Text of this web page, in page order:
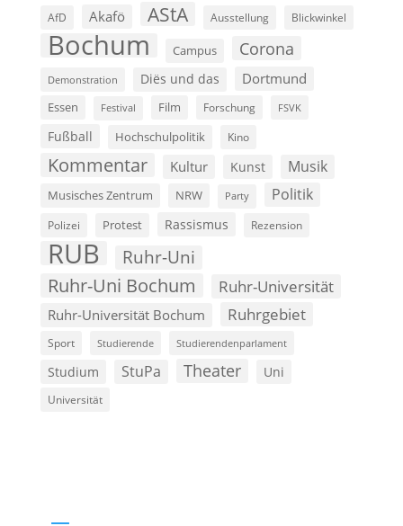
AfD Akafö AStA Ausstellung Blickwinkel
Bochum Campus Corona
Demonstration Diës und das Dortmund
Essen Festival Film Forschung FSVK
Fußball Hochschulpolitik Kino
Kommentar Kultur Kunst Musik
Musisches Zentrum NRW Party Politik
Polizei Protest Rassismus Rezension
RUB Ruhr-Uni
Ruhr-Uni Bochum Ruhr-Universität
Ruhr-Universität Bochum Ruhrgebiet
Sport Studierende Studierendenparlament
Studium StuPa Theater Uni
Universität